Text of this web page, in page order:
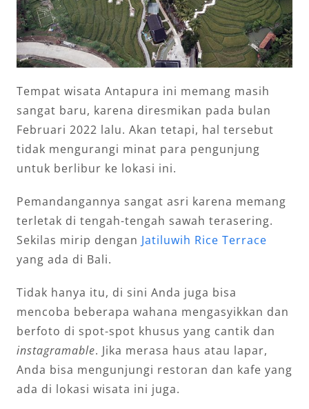
Tempat wisata Antapura ini memang masih
sangat baru, karena diresmikan pada bulan
Februari 2022 lalu. Akan tetapi, hal tersebut
tidak mengurangi minat para pengunjung
untuk berlibur ke lokasi ini.
Pemandangannya sangat asri karena memang
terletak di tengah-tengah sawah terasering.
Sekilas mirip dengan Jatiluwih Rice Terrace
yang ada di Bali.
Tidak hanya itu, di sini Anda juga bisa
mencoba beberapa wahana mengasyikkan dan
berfoto di spot-spot khusus yang cantik dan
instagramable. Jika merasa haus atau lapar,
Anda bisa mengunjungi restoran dan kafe yang
ada di lokasi wisata ini juga.